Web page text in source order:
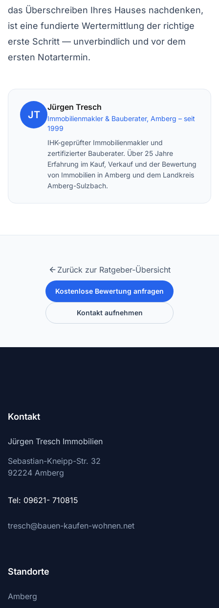
das Überschreiben Ihres Hauses nachdenken,
ist eine fundierte Wertermittlung der richtige
erste Schritt — unverbindlich und vor dem
ersten Notartermin.
JT
Jürgen Tresch
Immobilienmakler & Bauberater, Amberg – seit
1999
IHK-geprüfter Immobilienmakler und
zertifizierter Bauberater. Über 25 Jahre
Erfahrung im Kauf, Verkauf und der Bewertung
von Immobilien in Amberg und dem Landkreis
Amberg-Sulzbach.
Zurück zur Ratgeber-Übersicht
Kostenlose Bewertung anfragen
Kontakt aufnehmen
Kontakt
Jürgen Tresch Immobilien
Sebastian-Kneipp-Str. 32
92224 Amberg
Tel: 09621- 710815
tresch@bauen-kaufen-wohnen.net
Standorte
Amberg